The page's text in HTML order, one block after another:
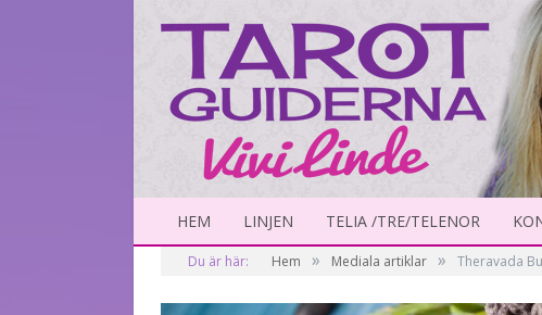
HEM LINJEN TELIA /TRE/TELENOR
Du är här: Hem » Mediala artiklar » Theravada